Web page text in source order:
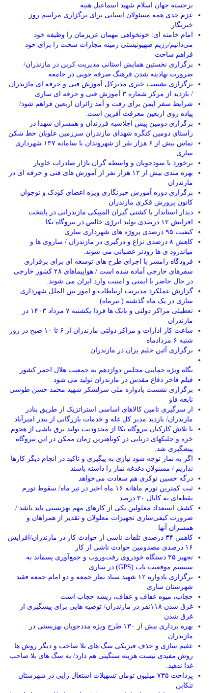
برجسته جهان اسلام شهید اسماعیل هنیه
عزم جدی همه مسئولان استانی برای برگزاری مراسم روز
خبرنگار
امام خامنه ای: خونخواهی مهمان عزیزمان را وظیفه خود
می‌دانیم/رژیم صهیونیستی زمینه مجازات سخت را برای خود
فراهم ساخت
برگزاری نخستین همایش استانی مدیریت کربن در مازندران/
ضرورت نهادینه شدن فرهنگ صرفه جویی در جامعه
برگزاری نشست خبری مدیرکل آموزش فنی و حرفه ای مازندران
/ بازدید از مرکز شماره ۳ آموزش فنی و حرفه ای ساری
شرایط سفر ایمن برای رفت و آمد زائران اربعین فراهم شود/
پیاده روی اربعین معرفت آفرین است.
برگزاری دومین پیش اجلاسیه فرزندان و همسران شهدا در
راستای دومین کنگره شهدای مازندران سرزمین علویان خط شکن
تماس بیش از ۶ هزار نفر از شهروندان با سامانه ۱۳۷ شهرداری
ساری
برخورد با سودجویان و واسطه گران بازار صادرات خاویار
بهره مندی بیش از ۱۲ هزار نفر از آموزش های فنی و حرفه ای در
مازندران
برگزاری دوره آموزش خبرنگاری ویژه اعضای کودک و نوجوان
کانون پرورش فکری مازندران
دیدار استاندار با کشتی گیران المپیکی مازندرانی در پایتخت
افزایش ۱۲ درصدی تولید انرژی خالص در نیروگاه نکا
کیفیت ۹۵ درصدی پروژه های شهرداری ساری
کاهش ۸ درصدی نزاع و درگیری در مازندران / ساروی ها و
میاندرود ی ها زودتر عصبانی می شوند.
فرودگاه رامسر با اجرای طرح های توسعه ای برای برقراری
سفرهای خارجی آماده شده است / هواپیماهای ۲۸ کشور خارجی
در حال حاضر با ایمنی و امنیت وارد ایران می شوند.
گزارش عملکرد مدیریت ارتباطات و امور بین الملل شهرداری
ساری در یک ماه گذشته ( تیرماه)
تعطیلی مراکز دولتی و بانک ها فردا یکشنبه ۷ مرداد ۱۴۰۳ در
مازندران
ساعت کار ادارات و مراکز دولتی مازندران از ۶ تا ۱۰ صبح در روز
شنبه ۶ مردادماه
برگزاری آئین حلیم پزان در مازندران
نگاه ویژه حمایتی مجلس دوازدهم به جمعیت هلال احمر کشور
فیلم فاخر دفاع مقدس در مازندران تولید می شود
برگزاری نشست یادواره ملی سرلشکر شهید محمد حسن طوسی
نابغه فاو
از سرگیری تامین کالاهای اساسی استراتژیک از طریق بنادر
مازندران/ بازدید مدیر کل غله و خدمات بازرگانی از بندر امیرآباد
با تلاش کارکنان نیروگاه نکا از محدودیت تولید برق ناشی از هجوم
خزه و جلبکهای دریایی در کوتاهترین زمان ممکن در این نیروگاه
پیشگیری شد.
اگر به نماز توجه شود نیازی به پیگیری و تاکید در انجام دیگر کارها
نداریم / مسئولان دغدغه نماز را داشته باشند
درگه حسین نوکری هم سعادت می‌خواهد
ثبت کمترین تورم ماهانه ۱۶ ماه اخیر در تیر ماه/ سقوط تورم
نقطه‌ای به کانال ۳۰ درصد
کشف استعداد معلولین یکی از کارهای مهم بهزیستی باید باشد /
ضرورت کیفی‌سازی تجهیزات معلولان و تقدیر از همراهان و
همسران آنها
کاهش ۳۴ درصدی تلفات ناشی از حوادث كار در مازندران/افزایش
۱۶ درصدی مصدومین حوادث ناشی از کار
تجهیز ۳۵ دستگاه خودروی رفت‌وروب و جمع‌آوری پسماند به
سیستم موقعیت یاب (GPS) در ساری
برگزاری یادواره ۱۲ شهید ستاد نماز جمعه و دو امام جمعه فقید
شهرستان ساری
حجاب، میوه عفاف و عفاف، ریشه حجاب است
غرق شدن ۱۱۸نفر در مازندران/ توصيه هايی برای پيشگيری از
غرق شدن
بهره برداری بیش از ۱۳۰ طرح ویژه مددجویان بهزیستی در
مازندران
عقیم سازی و حذف فیزیکی سگ های بلا صاحب و دیگر روش ها
روش مفیدی نیست هزینه سنگینی هم دارد/ به سگ های بلا صاحب
غذا ندهید.
پرداخت ۷۳۵ میلیون تومان تسهیلات اشتغال زایی در شهرستان
تنکابن